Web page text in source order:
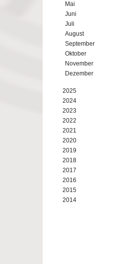
Mai
Juni
Juli
August
September
Oktober
November
Dezember
2025
2024
2023
2022
2021
2020
2019
2018
2017
2016
2015
2014